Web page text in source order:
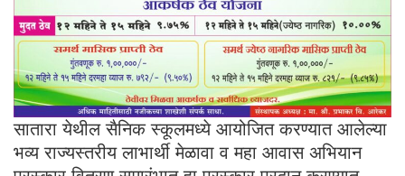
सातारा येथील सैनिक स्कूलमध्ये आयोजित करण्यात आलेल्या
भव्य राज्यस्तरीय लाभार्थी मेळावा व महा आवास अभियान